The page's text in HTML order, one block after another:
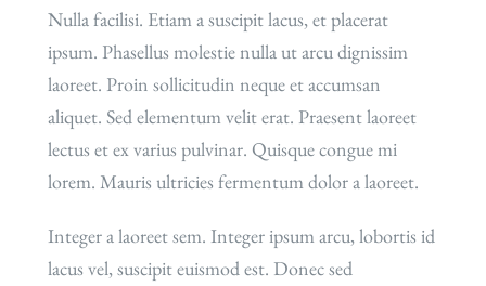
Nulla facilisi. Etiam a suscipit lacus, et placerat
ipsum. Phasellus molestie nulla ut arcu dignissim
laoreet. Proin sollicitudin neque et accumsan
aliquet. Sed elementum velit erat. Praesent laoreet
lectus et ex varius pulvinar. Quisque congue mi
lorem. Mauris ultricies fermentum dolor a laoreet.
Integer a laoreet sem. Integer ipsum arcu, lobortis id
lacus vel, suscipit euismod est. Donec sed